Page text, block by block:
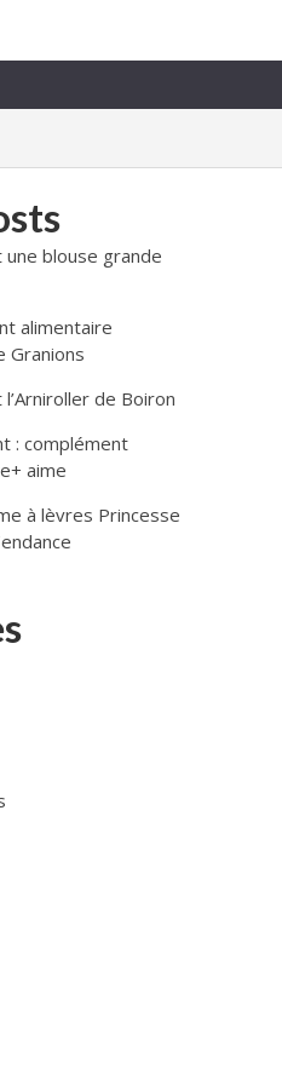
blouse grande
alimentaire
Granions
de Boiron
: complément
aime
à lèvres Princesse